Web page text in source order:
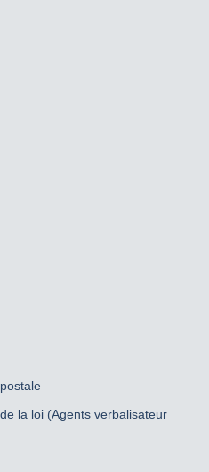
la loi (Agents verbalisateur